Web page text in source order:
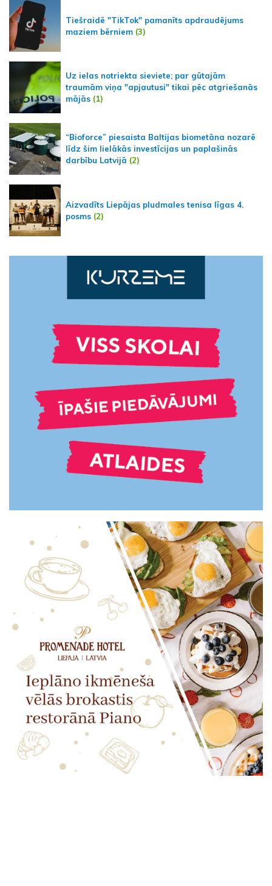
Tiešraidē "TikTok" pamanīts apdraudējums
maziem bērniem (3)
Uz ielas notriekta sieviete; par gūtajām
traumām viņa "apjautusi" tikai pēc atgriešanās
mājās (1)
“Bioforce” piesaista Baltijas biometāna nozarē
līdz šim lielākās investīcijas un paplašinās
darbību Latvijā (2)
Aizvadīts Liepājas pludmales tenisa līgas 4.
posms (2)